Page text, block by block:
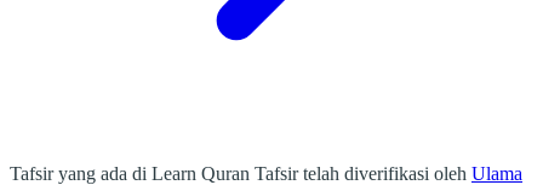
Tafsir yang ada di Learn Quran Tafsir telah diverifikasi oleh Ulama